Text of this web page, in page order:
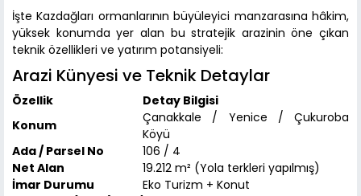
İşte Kazdağları ormanlarının büyüleyici manzarasına hâkim,
yüksek konumda yer alan bu stratejik arazinin öne çıkan
teknik özellikleri ve yatırım potansiyeli:
Arazi Künyesi ve Teknik Detaylar
Özellik
Detay Bilgisi
Konum
Çanakkale / Yenice / Çukuroba
Köyü
Ada / Parsel No
106 / 4
Net Alan
19.212 m² (Yola terkleri yapılmış)
İmar Durumu
Eko Turizm + Konut